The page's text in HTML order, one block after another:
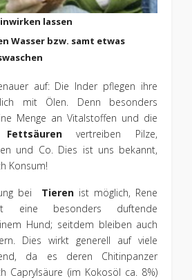
lassen
Wasser bzw. samt etwas
auf: Die Inder pflegen ihre
mit Ölen. Denn besonders
Menge an Vitalstoffen und die
vertreiben Pilze,
und Co. Dies ist uns bekannt,
Konsum!
bei Tieren ist möglich, Rene
eine besonders duftende
Hund; seitdem bleiben auch
Dies wirkt generell auf viele
da es deren Chitinpanzer
Caprylsäure (im Kokosöl ca. 8%)